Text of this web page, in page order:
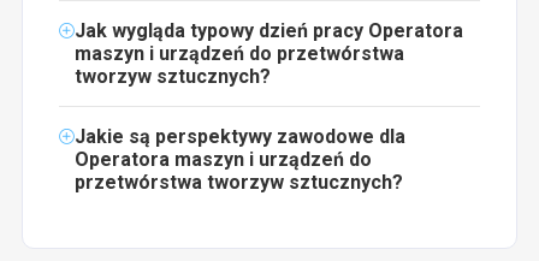
Jak wygląda typowy dzień pracy Operatora
maszyn i urządzeń do przetwórstwa
tworzyw sztucznych?
Jakie są perspektywy zawodowe dla
Operatora maszyn i urządzeń do
przetwórstwa tworzyw sztucznych?